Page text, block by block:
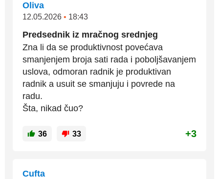
Oliva
12.05.2026 • 18:43
Predsednik iz mračnog srednjeg
Zna li da se produktivnost povećava
smanjenjem broja sati rada i poboljšavanjem
uslova, odmoran radnik je produktivan
radnik a usuit se smanjuju i povrede na
radu.
Šta, nikad čuo?
36 33 +3
Cufta